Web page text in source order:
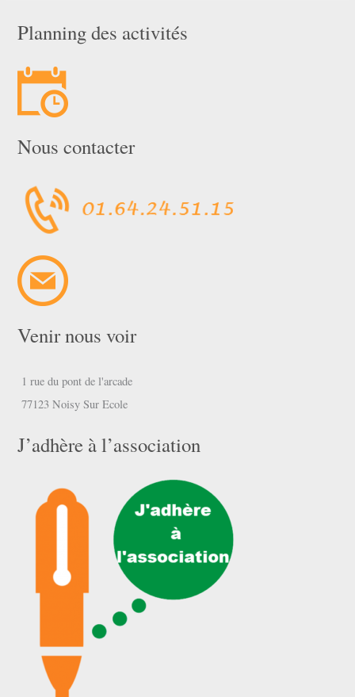
Planning des activités
Nous contacter
Venir nous voir
1 rue du pont de l'arcade
77123 Noisy Sur Ecole
J’adhère à l’association